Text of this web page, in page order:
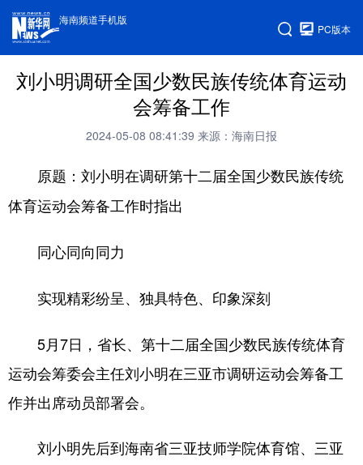
海南频道手机版
PC版本
刘小明调研全国少数民族传统体育运动
会筹备工作
2024-05-08 08:41:39 来源：海南日报
原题：刘小明在调研第十二届全国少数民族传统
体育运动会筹备工作时指出
同心同向同力
实现精彩纷呈、独具特色、印象深刻
5月7日，省长、第十二届全国少数民族传统体育
运动会筹委会主任刘小明在三亚市调研运动会筹备工
作并出席动员部署会。
刘小明先后到海南省三亚技师学院体育馆、三亚